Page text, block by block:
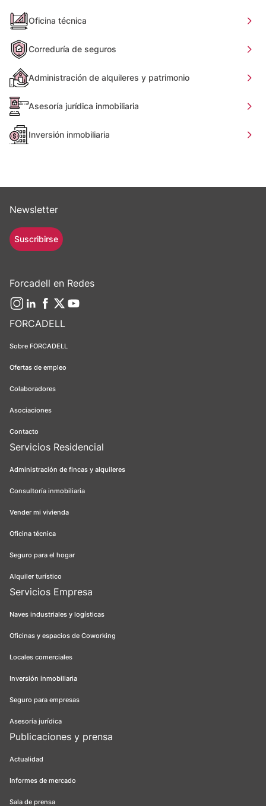
Oficina técnica
Correduría de seguros
Administración de alquileres y patrimonio
Asesoría jurídica inmobiliaria
Inversión inmobiliaria
FORCADELL
Sobre FORCADELL
Ofertas de empleo
Colaboradores
Asociaciones
Contacto
Servicios Residencial
Administración de fincas y alquileres
Consultoría inmobiliaria
Vender mi vivienda
Oficina técnica
Seguro para el hogar
Alquiler turístico
Servicios Empresa
Naves industriales y logísticas
Oficinas y espacios de Coworking
Locales comerciales
Inversión inmobiliaria
Seguro para empresas
Asesoría jurídica
Publicaciones y prensa
Actualidad
Informes de mercado
Sala de prensa
Newsletter
Suscribirse
Forcadell en Redes